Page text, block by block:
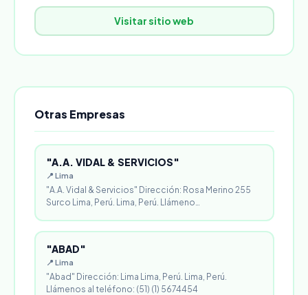
Visitar sitio web
Otras Empresas
"A.A. VIDAL & SERVICIOS"
📍 Lima
"A.A. Vidal & Servicios" Dirección: Rosa Merino 255
Surco Lima, Perú. Lima, Perú. Llámeno…
"ABAD"
📍 Lima
"Abad" Dirección: Lima Lima, Perú. Lima, Perú.
Llámenos al teléfono: (51) (1) 5674454